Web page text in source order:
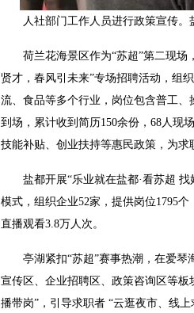
人社部门工作人员进行政策宣传。
荷兰花海景区作为“苏超”第二现场
贤才，春风引未来”专场招聘活动，组
流、食品等多个行业，岗位包含普工
到场，累计收到简历150余份，68人现
技能补贴、创业扶持等惠民政策，为求
盐都开展“乐业就在盐都·看苏超 找
模式，组织企业52家，提供岗位1795
直播观看3.8万人次。
亭湖紧扣“苏超”赛事热潮，在爱琴
宣传区、企业招聘区、政策咨询区等板
播带岗”，引导求职者 “云逛夜市、线